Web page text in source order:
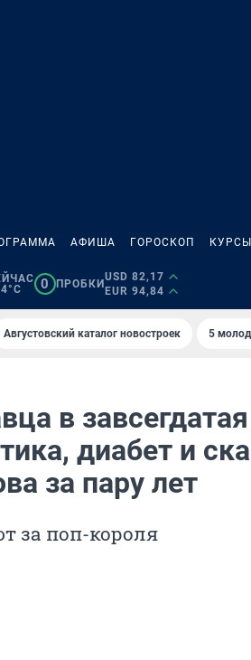
АФИША ГОРОСКОП
0 ПРОБКИ
USD 82,17
EUR 94,84
Августовский каталог новостроек 5
в завсегдатая
диабет и
за пару лет
за поп-короля